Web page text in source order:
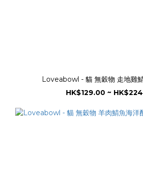
Loveabowl - 貓 無穀物 走地雞
HK$129.00 ~